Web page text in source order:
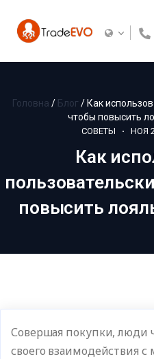
Головна / Блог / Как
чтобы повысить
СОВЕТЫ НОЯ
Как
повысить
Совершая покупки, люди
своего взаимодействия